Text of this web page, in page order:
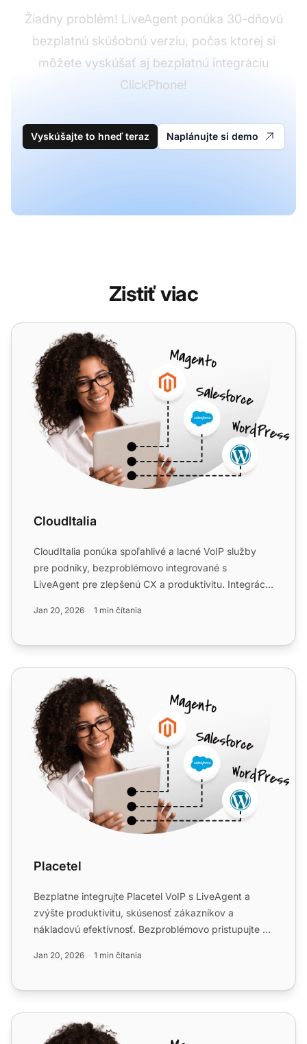
Žiadny problém! LiveAgent ponúka 30-dňovú
bezplatnú skúšobnú verziu, počas ktorej si
môžete vyskúšať aj bezplatnú integráciu
ClickPhone!
Vyskúšajte to hneď teraz Naplánujte si demo
Zistiť viac
CloudItalia
CloudItalia
CloudItalia ponúka spoľahlivé a lacné VoIP služby
pre podniky, bezproblémovo integrované s
LiveAgent pre zlepšenú CX a produktivitu. Integrácia
Jan 20, 2026 1 min čítania
Placetel
Placetel
Bezplatne integrujte Placetel VoIP s LiveAgent a
zvýšte produktivitu, skúsenosť zákazníkov a
nákladovú efektívnosť. Bezproblémovo pristupujte k
Jan 20, 2026 1 min čítania
Telsome